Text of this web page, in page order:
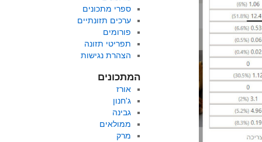
ספרי מתכונים
ערכים תזונתיים
פורומים
תפריטי תזונה
הצהרת נגישות
המתכונים
אורז
ג'חנון
גבינה
ממולאים
מרק